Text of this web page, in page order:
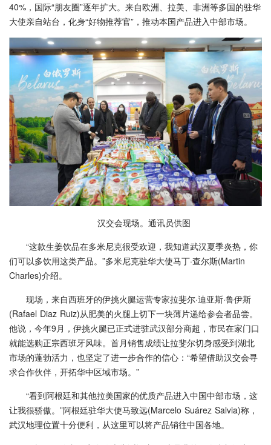
40%，国际“朋友圈”逐年扩大。来自欧洲、拉美、非洲等多国的驻华
大使亲自站台，化身“好物推荐官”，推动本国产品进入中部市场。
汉交会现场。通讯员供图
“这款生姜饮品在多米尼克很受欢迎，我知道武汉夏季炎热，你
们可以多饮用这类产品。”多米尼克驻华大使马丁·查尔斯(Martin
Charles)介绍。
现场，来自西班牙的伊挑火腿运营专家拉斐尔·迪亚斯·鲁伊斯
(Rafael Diaz Ruiz)从肥美的火腿上切下一块薄片递给参会者品尝。
他说，今年9月，伊挑火腿已正式进驻武汉部分商超，市民在家门口
就能选购正宗西班牙风味。首月销售成绩让拉斐尔切身感受到湖北
市场的蓬勃活力，也坚定了进一步合作的信心：“希望借助汉交会寻
求合作伙伴，开拓华中区域市场。”
“看到阿根廷和其他拉美国家的优质产品进入中国中部市场，这
让我很骄傲。”阿根廷驻华大使马致远(Marcelo Suárez Salvia)称，
武汉地理位置十分便利，从这里可以将产品销往中国各地。